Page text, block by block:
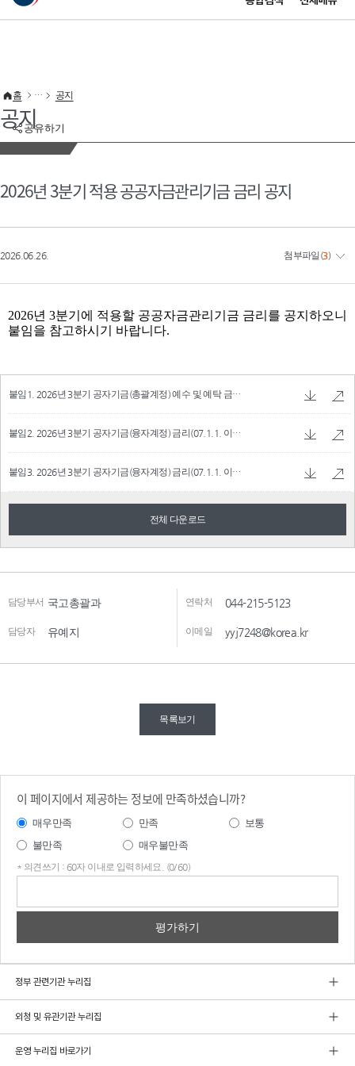
이 누리집은 대한민국 공식 전자정부 누리집입니다.
공유하기
홈 공지
공지
2026년 3분기 적용 공공자금관리기금 금리 공지
2026.06.26. 첨부파일 (3)
붙임1. 2026년 3분기 공자기금(총괄계정) 예수 및 예탁 금리.pdf
붙임2. 2026년 3분기 공자기금(융자계정) 금리(07.1.1. 이후 사업).pdf 100.39 KB
붙임3. 2026년 3분기 공자기금(융자계정) 금리(07.1.1. 이전 사업).pdf 93.89 KB
전체 다운로드
담당부서 국고총괄과 연락처 044-215-5123
담당자 유예지 이메일 yyj7248@korea.kr
목록보기
이 페이지에서 제공하는 정보에 만족하셨습니까?
매우만족 만족
보통
불만족
매우불만족
* 의견쓰기 : 60자 이내로 입력하세요. (0/60)
정부 관련기관 누리집
외청 및 유관기관 누리집
운영 누리집 바로가기